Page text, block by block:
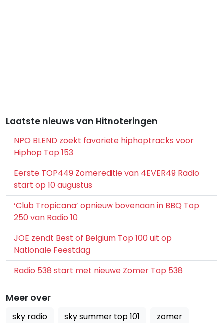
Laatste nieuws van Hitnoteringen
NPO BLEND zoekt favoriete hiphoptracks voor
Hiphop Top 153
Eerste TOP449 Zomereditie van 4EVER49 Radio
start op 10 augustus
‘Club Tropicana’ opnieuw bovenaan in BBQ Top
250 van Radio 10
JOE zendt Best of Belgium Top 100 uit op
Nationale Feestdag
Radio 538 start met nieuwe Zomer Top 538
Meer over
sky radio sky summer top 101
zomer